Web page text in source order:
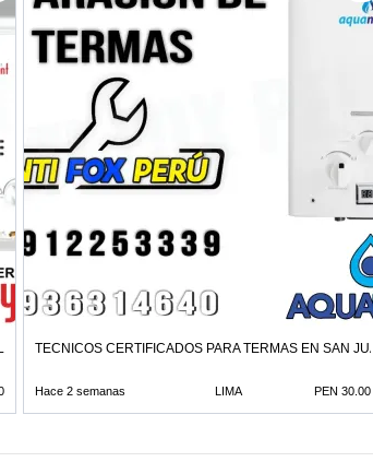
MOLINA
TECNICOS CERTIFICADOS PARA TERMAS EN SAN
Hace 2 semanas LIMA PEN 30.00